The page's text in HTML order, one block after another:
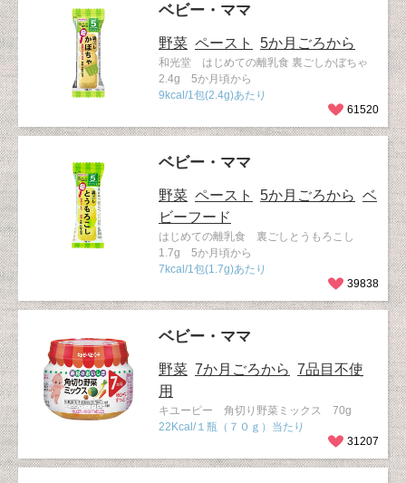
ベビー・ママ
野菜 ペースト 5か月ごろから
和光堂 はじめての離乳食 裏ごしかぼちゃ
2.4g 5か月頃から
9kcal/1包(2.4g)あたり
61520
ベビー・ママ
野菜 ペースト 5か月ごろから ベ
ビーフード
はじめての離乳食 裏ごしとうもろこし
1.7g 5か月頃から
7kcal/1包(1.7g)あたり
39838
ベビー・ママ
野菜 7か月ごろから 7品目不使
用
キユーピー 角切り野菜ミックス 70g
22Kcal/１瓶（７０ｇ）当たり
31207